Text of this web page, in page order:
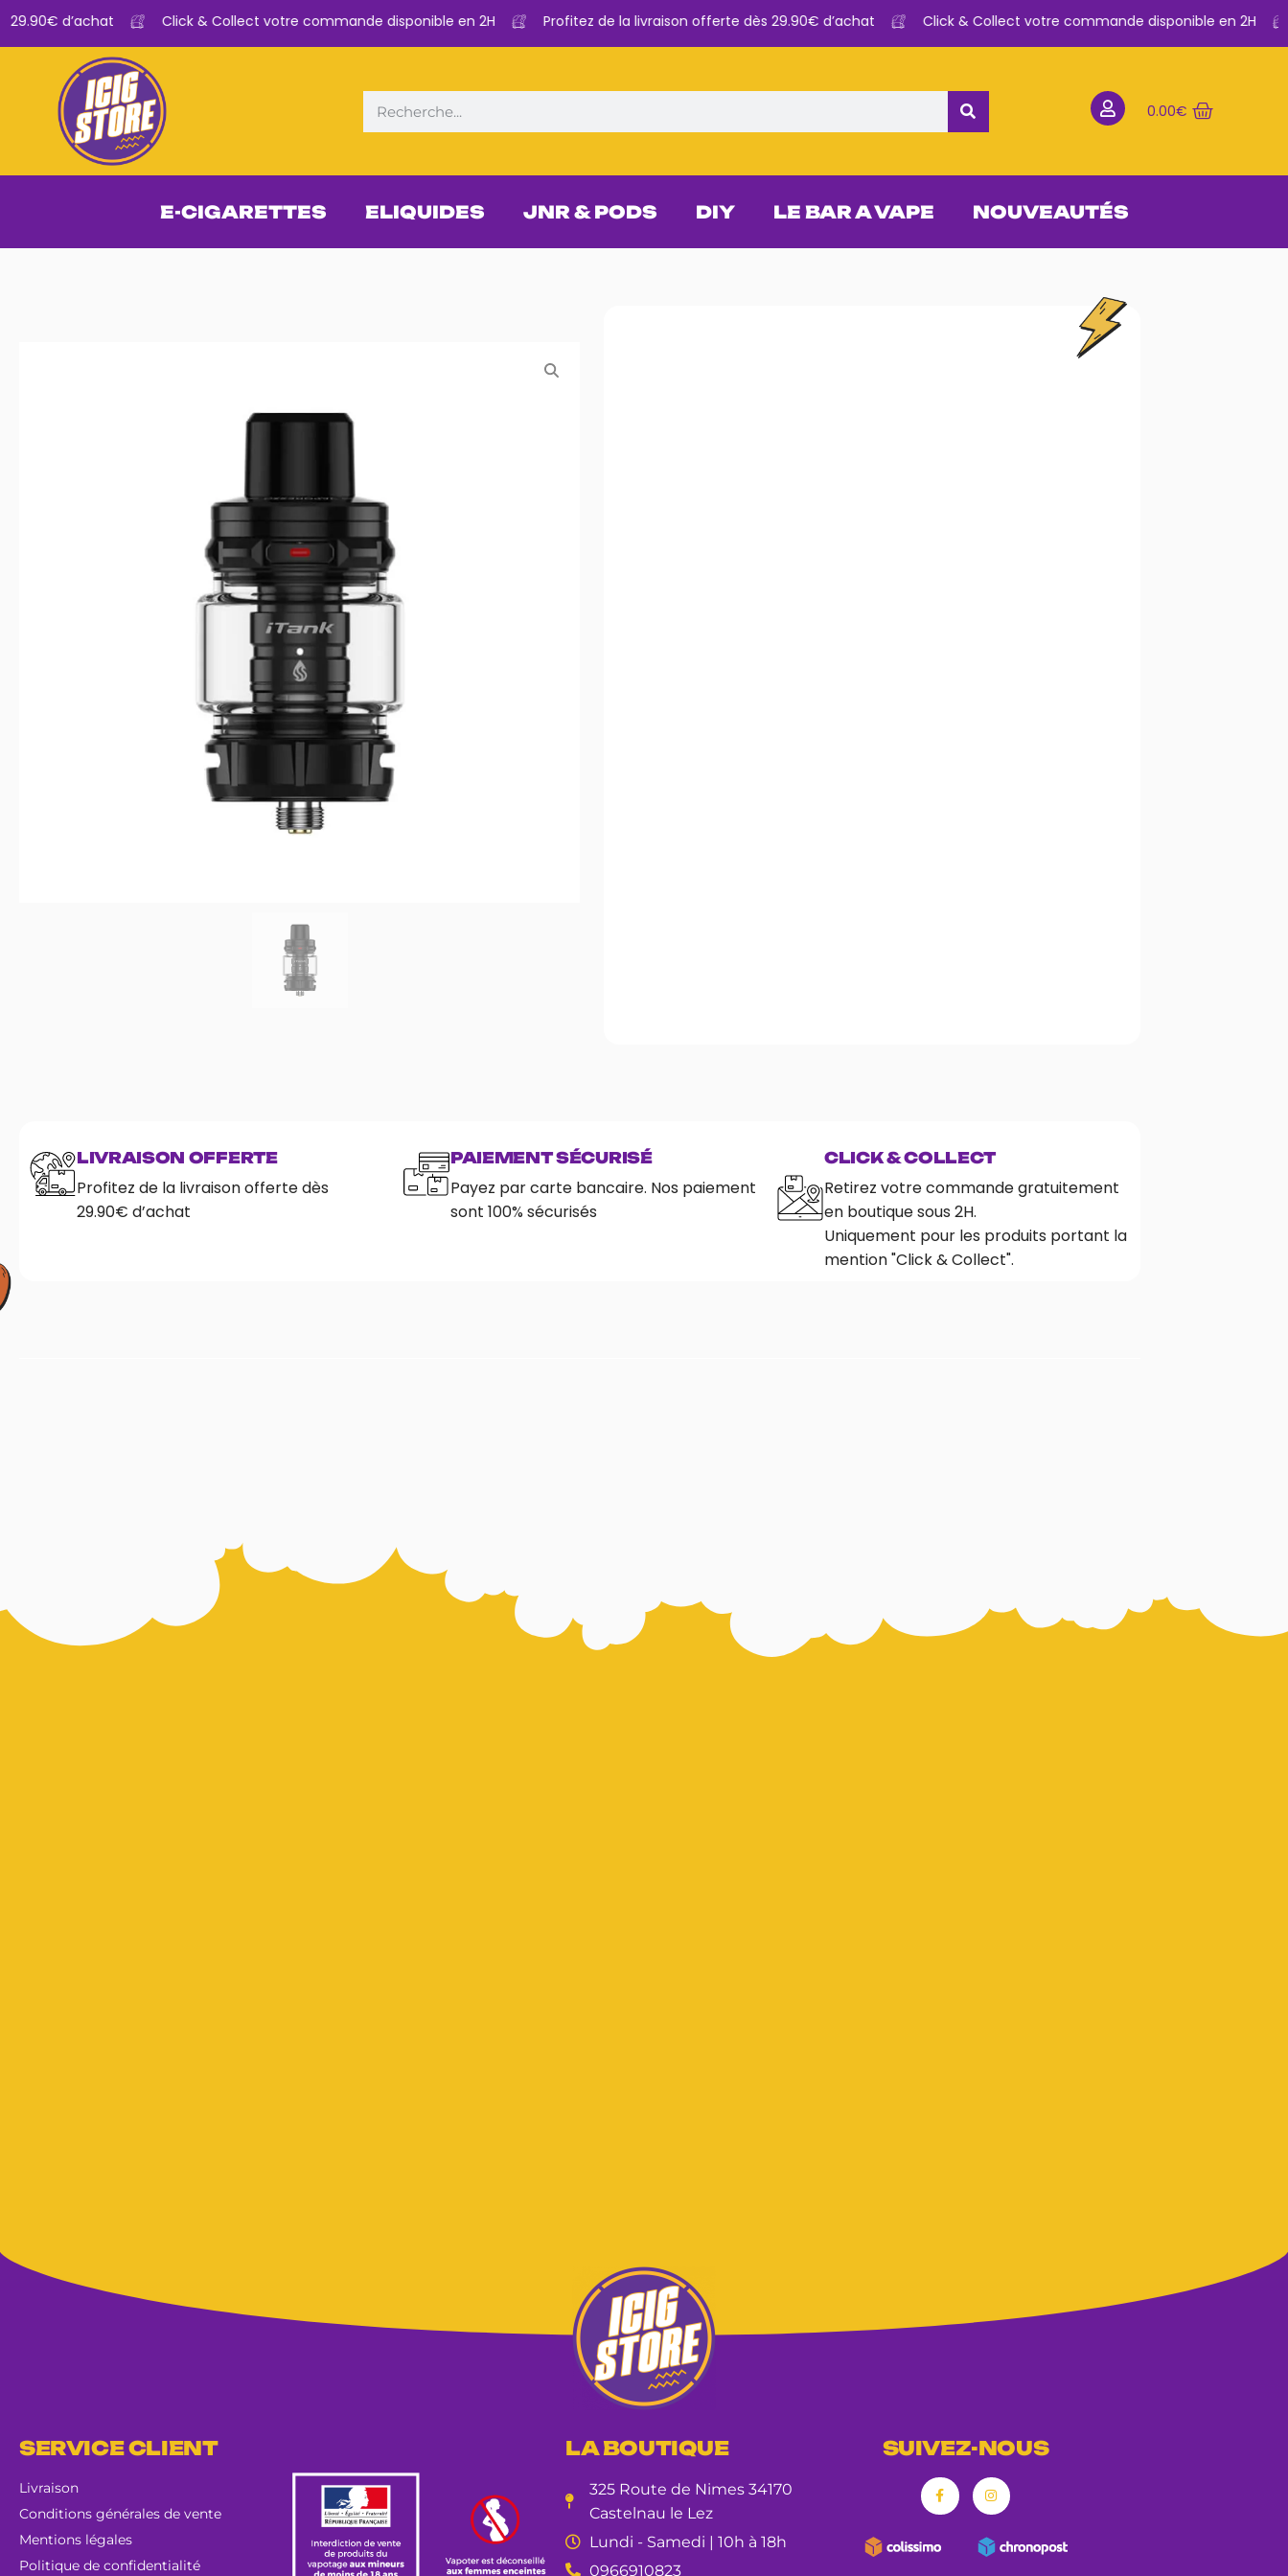
d’achat Click & Collect votre commande disponible en 2H Profitez de la livraison offerte dès 29.90€ d’achat Click & Collect votre commande disponible en 2H
0.00€
E-CIGARETTES ELIQUIDES JNR & PODS DIY LE BAR A VAPE NOUVEAUTÉS
LIVRAISON OFFERTE
Profitez de la livraison offerte dès
29.90€ d’achat
PAIEMENT SÉCURISÉ
Payez par carte bancaire. Nos paiement
sont 100% sécurisés
CLICK & COLLECT
Retirez votre commande gratuitement
en boutique sous 2H.
Uniquement pour les produits portant la
mention "Click & Collect".
SERVICE CLIENT
Livraison
Conditions générales de vente
Mentions légales
Politique de confidentialité
LA BOUTIQUE
325 Route de Nimes 34170
Castelnau le Lez
Lundi - Samedi | 10h à 18h
0966910823
SUIVEZ-NOUS